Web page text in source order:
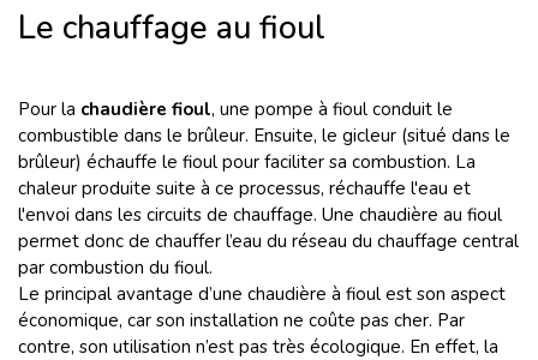
Le chauffage au fioul
Pour la chaudière fioul, une pompe à fioul conduit le
combustible dans le brûleur. Ensuite, le gicleur (situé dans le
brûleur) échauffe le fioul pour faciliter sa combustion. La
chaleur produite suite à ce processus, réchauffe l'eau et
l'envoi dans les circuits de chauffage. Une chaudière au fioul
permet donc de chauffer l’eau du réseau du chauffage central
par combustion du fioul.
Le principal avantage d’une chaudière à fioul est son aspect
économique, car son installation ne coûte pas cher. Par
contre, son utilisation n’est pas très écologique. En effet, la